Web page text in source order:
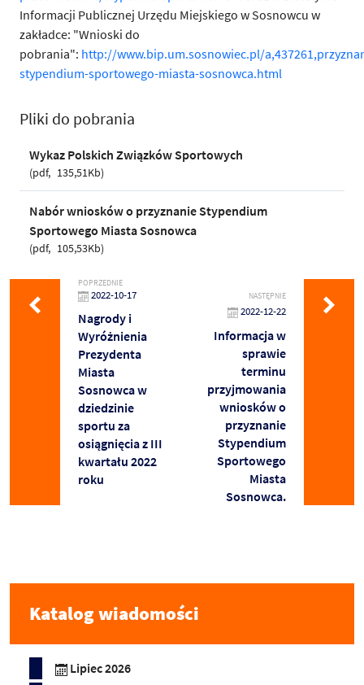
Informacji Publicznej Urzędu Miejskiego w Sosnowcu w
zakładce: "Wnioski do
pobrania": http://www.bip.um.sosnowiec.pl/
stypendium-sportowego-miasta-sosnowca.html
Pliki do pobrania
Wykaz Polskich Związków Sportowych
pdf 135,51Kb
Nabór wniosków o przyznanie Stypendium
Sportowego Miasta Sosnowca
pdf 105,53Kb
POPRZEDNIE
2022-10-17
Nagrody i
Wyróżnienia
Prezydenta
Miasta
Sosnowca w
dziedzinie
sportu za
osiągnięcia z III
kwartału 2022
roku
NASTĘPNIE
2022-12-22
Informacja w
sprawie
terminu
przyjmowania
wniosków o
przyznanie
Stypendium
Sportowego
Miasta
Sosnowca.
Katalog wiadomości
Lipiec 2026